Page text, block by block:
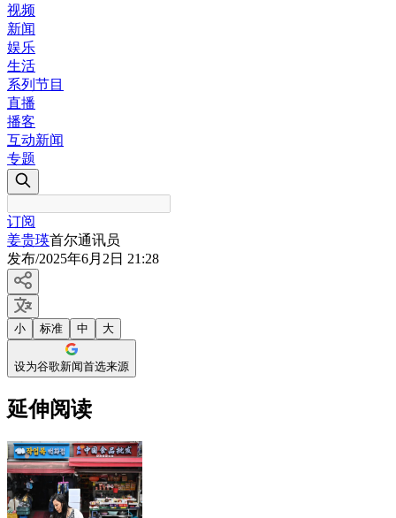
视频
新闻
娱乐
生活
系列节目
直播
播客
互动新闻
专题
订阅
姜贵瑛首尔通讯员
发布/2025年6月2日 21:28
小 标准 中 大
设为谷歌新闻首选来源
延伸阅读